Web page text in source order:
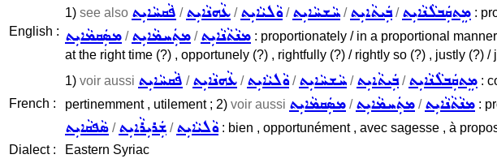
English :
1) see also ܦܵܩܚܵܐܝܼܬ /ܥܵܗܢܵܐܝܼܬ /ܘܵܠܝܵܐܝܼܬ/ܚܵܫܚܵܐܝܼܬ /ܒܲܝܬܵܐܝܼܬ/ܡܸܬܩܲܒܠܵܢܵܐܝܼܬ :
ܡܣܲܩܡܵܐܝܼܬ /ܡܬܲܚܡܵܐܝܼܬ /ܡܢܵܬܵܢܵܐܝܼܬ : proportionately / in a proportional
at the right time (?) , opportunely (?) , rightfully (?) / rightly so (?) , justly
French :
1) voir aussi ܦܵܩܚܵܐܝܼܬ /ܥܵܗܢܵܐܝܼܬ /ܘܵܠܝܵܐܝܼܬ/ܚܵܫܚܵܐܝܼܬ /ܒܲܝܬܵܐܝܼܬ/ܡܸܬܩܲܒܠܵܢܵܐܝܼܬ :
pertinemment , utilement ; 2) voir aussi ܡܣܲܩܡܵܐܝܼܬ /ܡܬܲܚܡܵܐܝܼܬ /ܡܢܵܬܵܢܵܐܝܼܬ :
ܣܵܦܩܵܐܝܼܬ /ܫܲܪܝܼܪܵܐܝܼܬ /ܘܵܠܝܵܐܝܼܬ: bien , opportunément , avec sagesse , à
Dialect :
Eastern Syriac